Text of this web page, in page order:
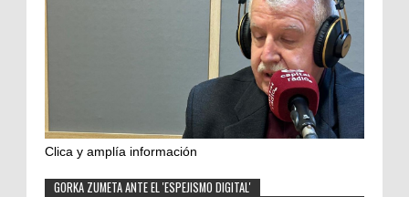
Clica y amplía información
GORKA ZUMETA ANTE EL 'ESPEJISMO DIGITAL'